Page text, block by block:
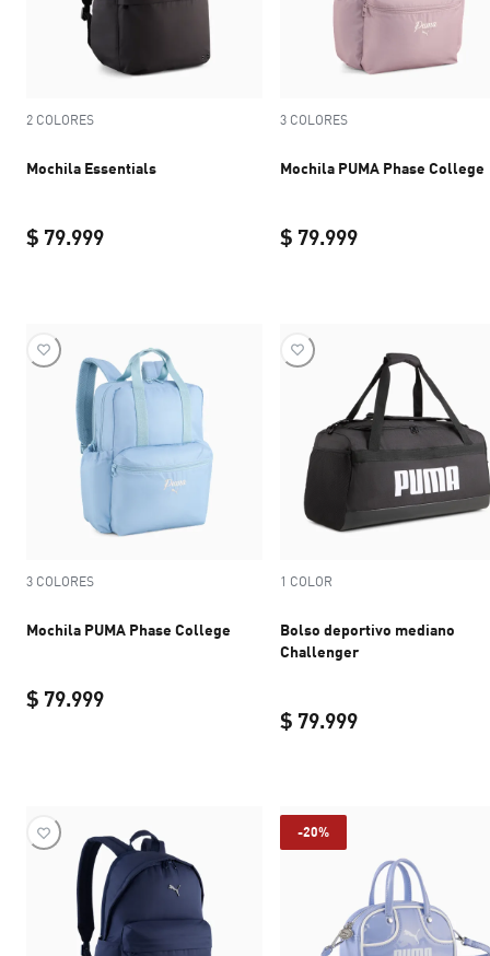
2 COLORES
Mochila Essentials
$ 79.999
3 COLORES
Mochila PUMA Phase College
$ 79.999
3 COLORES
Mochila PUMA Phase College
$ 79.999
1 COLOR
Bolso deportivo mediano
Challenger
$ 79.999
-20%